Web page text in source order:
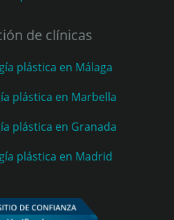
de clínicas
plástica en Málaga
plástica en Marbella
plástica en Granada
plástica en Madrid